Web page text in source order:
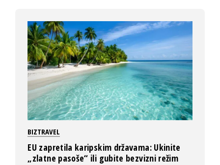
BIZTRAVEL
EU zapretila karipskim državama: Ukinite
„zlatne pasoše“ ili gubite bezvizni režim